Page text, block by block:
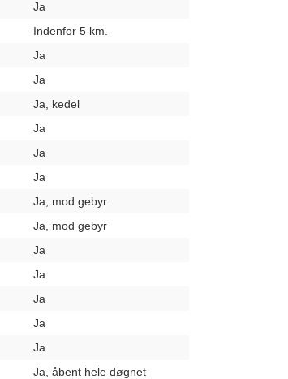
Ja
Indenfor 5 km.
Ja
Ja
Ja, kedel
Ja
Ja
Ja
Ja, mod gebyr
Ja, mod gebyr
Ja
Ja
Ja
Ja
Ja
Ja, åbent hele døgnet